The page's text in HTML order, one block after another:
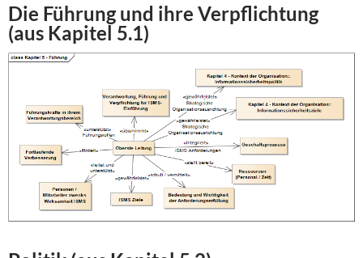
Die Führung und ihre Verpflichtung
(aus Kapitel 5.1)